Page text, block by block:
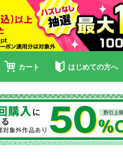
カート はじめての方へ